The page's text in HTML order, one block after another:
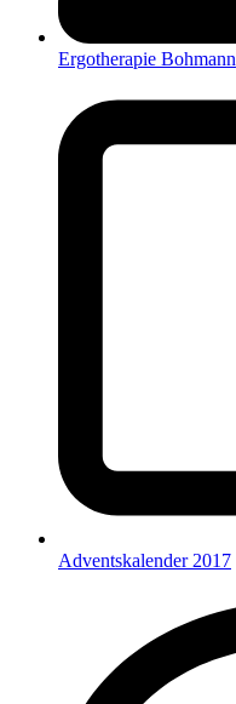
Ergotherapie Bohmann
Adventskalender 2017